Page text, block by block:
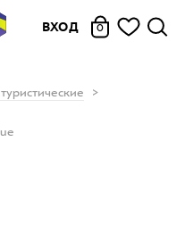
ВХОД 0